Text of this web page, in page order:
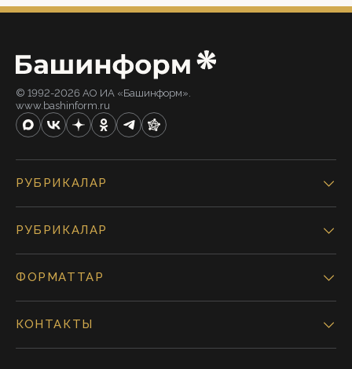
© 1992-2026 АО ИА «Башинформ».
www.bashinform.ru
РУБРИКАЛАР
РУБРИКАЛАР
ФОРМАТТАР
КОНТАКТЫ